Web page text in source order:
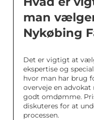
man
Nykøbing
Det er vigtigt at
ekspertise og
hvor man har brug
overveje en
godt omdømme.
diskuteres for at
processen.